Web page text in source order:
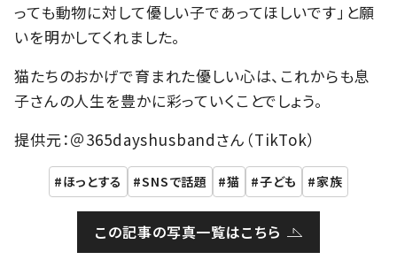
っても動物に対して優しい子であってほしいです」と願
いを明かしてくれました。
猫たちのおかげで育まれた優しい心は、これからも息
子さんの人生を豊かに彩っていくことでしょう。
提供元：＠365dayshusbandさん（TikTok）
ほっとする SNSで話題 猫 子ども 家族
この記事の写真一覧はこちら